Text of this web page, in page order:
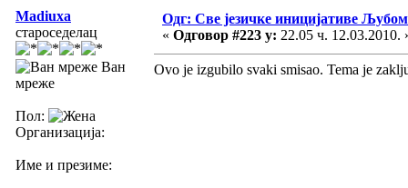
Madiuxa
староседелац
Ван
мреже
Пол:
Организација:
Име и презиме:
Одг: Све језичке иницијативе
« Одговор #223 у: 22.05 ч. 12.03.2010.
Ovo je izgubilo svaki smisao. Tema je